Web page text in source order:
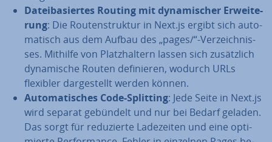
Da­tei­ba­sier­tes Routing mit dy­na­mi­scher Er­wei­te­
rung: Die Rou­ten­struk­tur in Next.js ergibt sich au­to­
ma­tisch aus dem Aufbau des „pages/“-Ver­zeich­nis­
ses. Mithilfe von Platz­hal­tern lassen sich zu­sätz­lich
dy­na­mi­sche Routen de­fi­nie­ren, wodurch URLs
flexibler dar­ge­stellt werden können.
Au­to­ma­ti­sches Code-Splitting: Jede Seite in Next.js
wird separat gebündelt und nur bei Bedarf geladen.
Das sorgt für re­du­zier­te La­de­zei­ten und eine op­ti­